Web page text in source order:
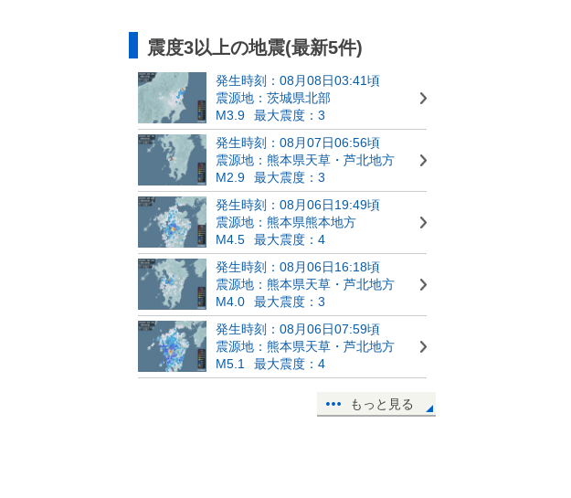
震度3以上の地震(最新5件)
発生時刻：08月08日03:41頃
震源地：茨城県北部
M3.9
最大震度：3
発生時刻：08月07日06:56頃
震源地：熊本県天草・芦北地方
M2.9
最大震度：3
発生時刻：08月06日19:49頃
震源地：熊本県熊本地方
M4.5
最大震度：4
発生時刻：08月06日16:18頃
震源地：熊本県天草・芦北地方
M4.0
最大震度：3
発生時刻：08月06日07:59頃
震源地：熊本県天草・芦北地方
M5.1
最大震度：4
もっと見る